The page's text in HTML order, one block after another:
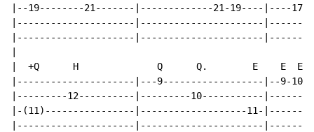
|--19--------21-------|-------------21-19----|----
|---------------------|----------------------
|---------------------|----------------------
|  +Q      H              Q      Q.        E    E  E
|---------------------|---9------------------|--9-
|---------12----------|---------10-----------
|-(11)----------------|-------------------11-
|---------------------|----------------------